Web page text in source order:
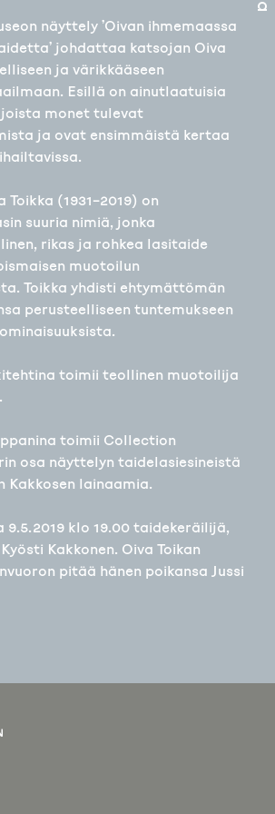
näyttely ’Oivan ihmemaassa
johdattaa katsojan Oiva
ja värikkääseen
Esillä on ainutlaatuisia
monet tulevat
ja ovat ensimmäistä kertaa
(1931–2019) on
suuria nimiä, jonka
rikas ja rohkea lasitaide
muotoilun
Toikka yhdisti ehtymättömän
perusteelliseen tuntemukseen
toimii teollinen muotoilija
toimii Collection
osa näyttelyn taidelasiesineistä
Kakkosen lainaamia.
9.5.2019 klo 19.00 taidekeräilijä,
Kakkonen. Oiva Toikan
pitää hänen poikansa Jussi